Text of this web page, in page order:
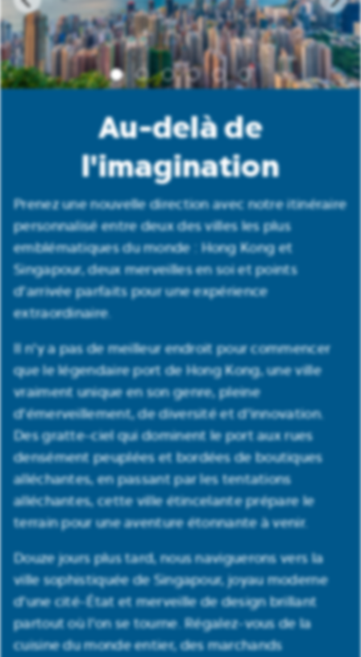
Au-delà de
l'imagination
Prenez une nouvelle direction avec notre itinéraire
personnalisé entre deux des villes les plus
emblématiques du monde : Hong Kong et
Singapour, deux merveilles en soi et points
d'arrivée parfaits pour une expérience
extraordinaire.
Il n'y a pas de meilleur endroit pour commencer
que le légendaire port de Hong Kong, une ville
vraiment unique en son genre, pleine
d'émerveillement, de diversité et d'innovation.
Des gratte-ciel qui dominent le port aux rues
densément peuplées et bordées de boutiques
alléchantes, en passant par les tentations
alléchantes, cette ville étincelante prépare le
terrain pour une aventure étonnante à venir.
Douze jours plus tard, nous naviguerons vers la
ville sophistiquée de Singapour, joyau moderne
d'une cité-État et merveille de design brillant
partout où l'on se tourne. Régalez-vous de la
cuisine du monde entier, des marchands